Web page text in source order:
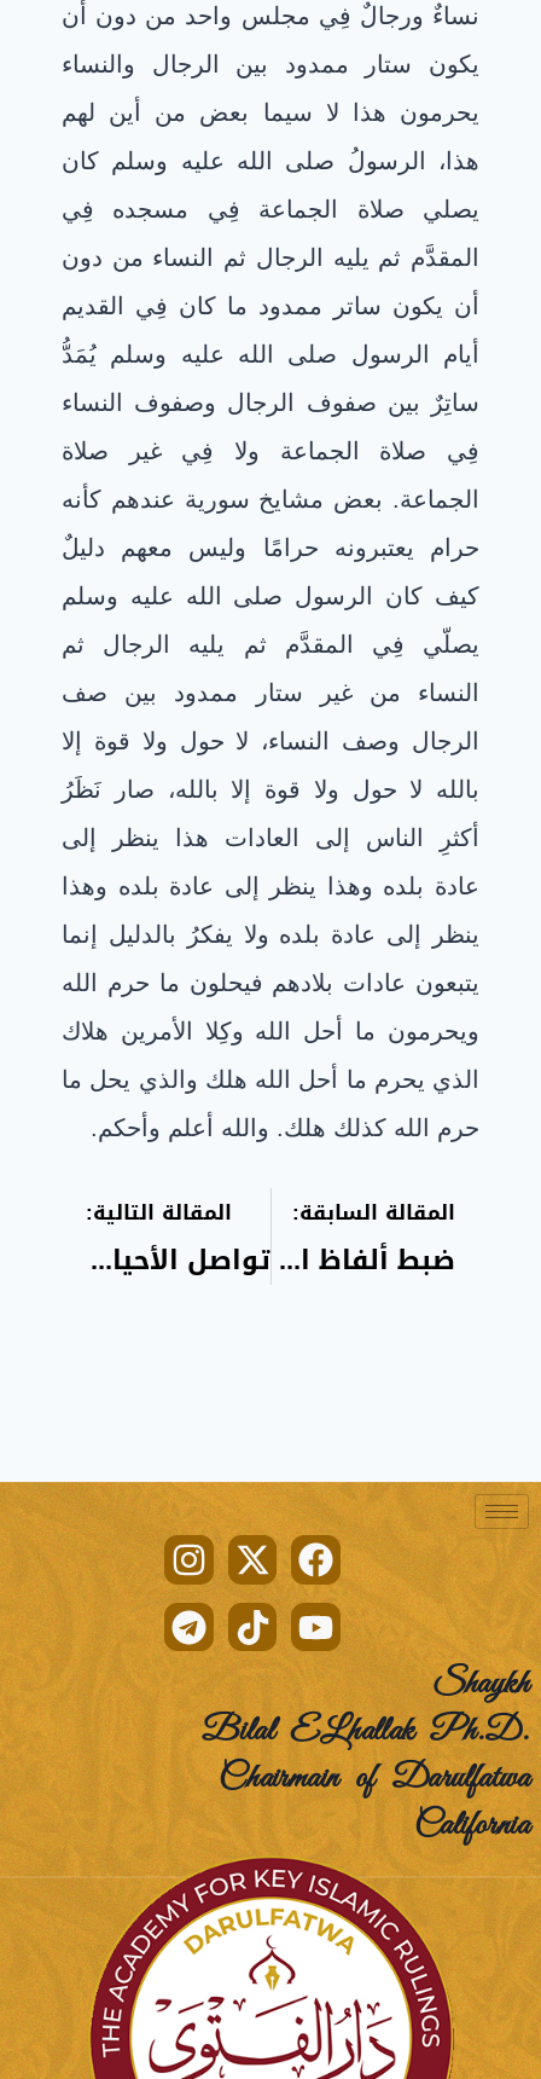
نساءٌ ورجالٌ فِي مجلس واحد من دون أن
يكون ستار ممدود بين الرجال والنساء
يحرمون هذا لا سيما بعض من أين لهم
هذا، الرسولُ صلى الله عليه وسلم كان
يصلي صلاة الجماعة فِي مسجده فِي
المقدَّم ثم يليه الرجال ثم النساء من دون
أن يكون ساتر ممدود ما كان فِي القديم
أيام الرسول صلى الله عليه وسلم يُمَدُّ
ساتِرٌ بين صفوف الرجال وصفوف النساء
فِي صلاة الجماعة ولا فِي غير صلاة
الجماعة. بعض مشايخ سورية عندهم كأنه
حرام يعتبرونه حرامًا وليس معهم دليلٌ
كيف كان الرسول صلى الله عليه وسلم
يصلّي فِي المقدَّم ثم يليه الرجال ثم
النساء من غير ستار ممدود بين صف
الرجال وصف النساء، لا حول ولا قوة إلا
بالله لا حول ولا قوة إلا بالله، صار نَظَرُ
أكثرِ الناس إلى العادات هذا ينظر إلى
عادة بلده وهذا ينظر إلى عادة بلده وهذا
ينظر إلى عادة بلده ولا يفكرُ بالدليل إنما
يتبعون عادات بلادهم فيحلون ما حرم الله
ويحرمون ما أحل الله وكِلا الأمرين هلاك
الذي يحرم ما أحل الله هلك والذي يحل ما
حرم الله كذلك هلك. والله أعلم وأحكم.
المقالة السابقة:
ضبط ألفاظ الذكر بالأصابع والسبحة
المقالة التالية:
تواصل الأحياء ولأموات المسلمين بالخيرات
Shaykh
Bilal ELhallak Ph.D.
Chairmain of Darulfatwa
California